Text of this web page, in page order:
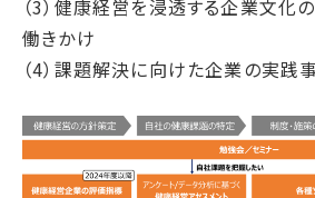
（3）健康経営を浸透する企業文化
働きかけ
（4）課題解決に向けた企業の実践